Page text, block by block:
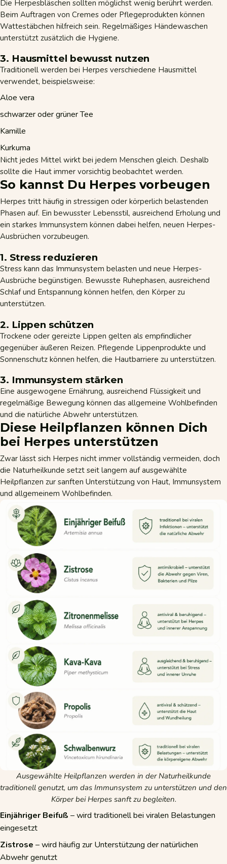
Die Herpesbläschen sollten möglichst wenig berührt werden.
Beim Auftragen von Cremes oder Pflegeprodukten können
Wattestäbchen hilfreich sein. Regelmäßiges Händewaschen
unterstützt zusätzlich die Hygiene.
3. Hausmittel bewusst nutzen
Traditionell werden bei Herpes verschiedene Hausmittel
verwendet, beispielsweise:
Aloe vera
schwarzer oder grüner Tee
Kamille
Kurkuma
Nicht jedes Mittel wirkt bei jedem Menschen gleich. Deshalb
sollte die Haut immer vorsichtig beobachtet werden.
So kannst Du Herpes vorbeugen
Herpes tritt häufig in stressigen oder körperlich belastenden
Phasen auf. Ein bewusster Lebensstil, ausreichend Erholung und
ein starkes Immunsystem können dabei helfen, neuen Herpes-
Ausbrüchen vorzubeugen.
1. Stress reduzieren
Stress kann das Immunsystem belasten und neue Herpes-
Ausbrüche begünstigen. Bewusste Ruhephasen, ausreichend
Schlaf und Entspannung können helfen, den Körper zu
unterstützen.
2. Lippen schützen
Trockene oder gereizte Lippen gelten als empfindlicher
gegenüber äußeren Reizen. Pflegende Lippenprodukte und
Sonnenschutz können helfen, die Hautbarriere zu unterstützen.
3. Immunsystem stärken
Eine ausgewogene Ernährung, ausreichend Flüssigkeit und
regelmäßige Bewegung können das allgemeine Wohlbefinden
und die natürliche Abwehr unterstützen.
Diese Heilpflanzen können Dich
bei Herpes unterstützen
Zwar lässt sich Herpes nicht immer vollständig vermeiden, doch
die Naturheilkunde setzt seit langem auf ausgewählte
Heilpflanzen zur sanften Unterstützung von Haut, Immunsystem
und allgemeinem Wohlbefinden.
Ausgewählte Heilpflanzen werden in der Naturheilkunde
traditionell genutzt, um das Immunsystem zu unterstützen und den
Körper bei Herpes sanft zu begleiten.
Einjähriger Beifuß – wird traditionell bei viralen Belastungen
eingesetzt
Zistrose – wird häufig zur Unterstützung der natürlichen
Abwehr genutzt